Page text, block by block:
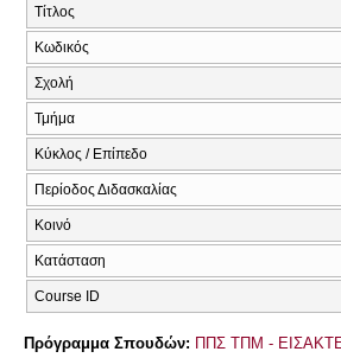
Τίτλος
Κωδικός
Σχολή
Τμήμα
Κύκλος / Επίπεδο
Περίοδος Διδασκαλίας
Κοινό
Κατάσταση
Course ID
Πρόγραμμα Σπουδών: ΠΠΣ ΤΠΜ -